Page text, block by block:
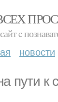
c
новости
пути к